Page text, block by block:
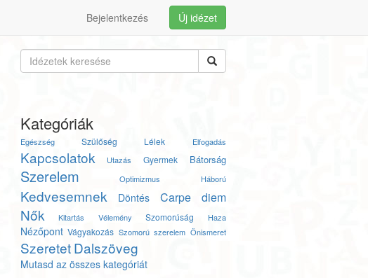
Új idézet
Bejelentkezés
Kategóriák
Egészség Szülőség Lélek Elfogadás
Kapcsolatok Utazás Gyermek Bátorság
Szerelem Optimizmus Háború
Kedvesemnek Döntés Carpe diem
Nők Kitartás Vélemény Szomorúság Haza
Nézőpont Vágyakozás Szomorú szerelem Önismeret
SzeretetDalszöveg
Mutasd az összes kategóriát